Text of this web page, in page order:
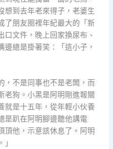
想到去年老來得子，老婆生
了朋友圈裡年紀最大的「新
文件，晚上回家換尿布、
總是掛著笑：「這小子，
，不是同事也不是老闆，而
老狗。小黑是阿明剛進報關
就是十五年，從年輕小伙養
是趴在阿明腳邊聽他講電
頂他，示意該休息了。阿明